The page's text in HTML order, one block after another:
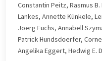
Constantin Peitz, Rasmus B.
Lankes, Annette Künkele,
Joerg Fuchs, Annabell
Patrick Hundsdoerfer,
Angelika Eggert, Hedwig E.